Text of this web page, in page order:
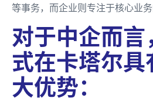
等事务，而企业则专注于核心业务
对于中企而言
式在卡塔尔具
大优势：